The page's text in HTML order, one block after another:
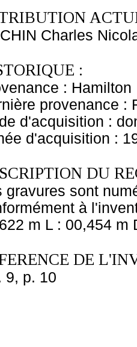
Charles
:
: Hamilton
provenance :
d'acquisition :
d'acquisition :
DU
gravures sont
à
m L : 00,454 m
DE
9, p. 10